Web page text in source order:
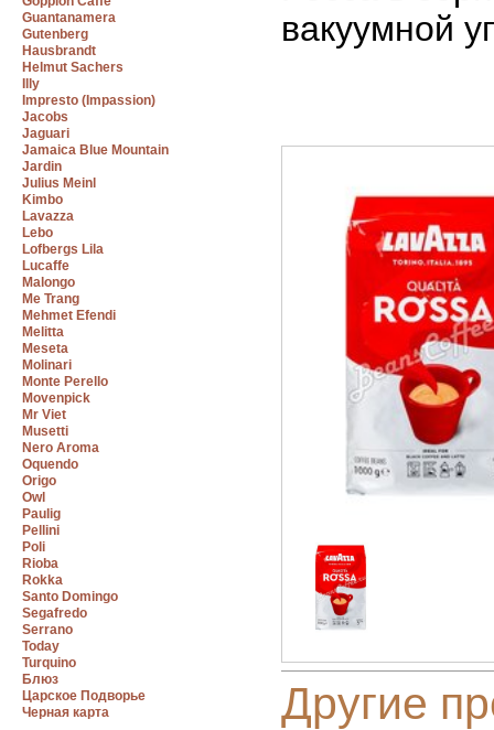
Guantanamera
Gutenberg
Hausbrandt
Helmut Sachers
Illy
Impresto (Impassion)
Jacobs
Jaguari
Jamaica Blue Mountain
Jardin
Julius Meinl
Kimbo
Lavazza
Lebo
Lofbergs Lila
Lucaffe
Malongo
Me Trang
Mehmet Efendi
Melitta
Meseta
Molinari
Monte Perello
Movenpick
Mr Viet
Musetti
Nero Aroma
Oquendo
Origo
Owl
Paulig
Pellini
Poli
Rioba
Rokka
Santo Domingo
Segafredo
Serrano
Today
Turquino
Блюз
Царское Подворье
Черная карта
вакуумной
Другие